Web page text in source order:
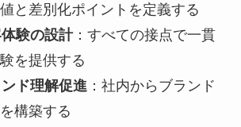
と差別化ポイントを定義する
験の設計：すべての接点で一貫
を提供する
ド理解促進 ：社内からブランド
構築する